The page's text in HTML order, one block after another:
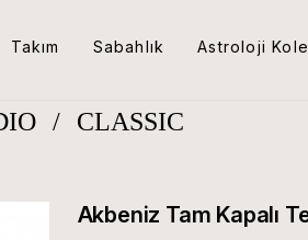
Takım Sabahlık Astroloji
/ CLASSIC
Akbeniz Tam Kapalı